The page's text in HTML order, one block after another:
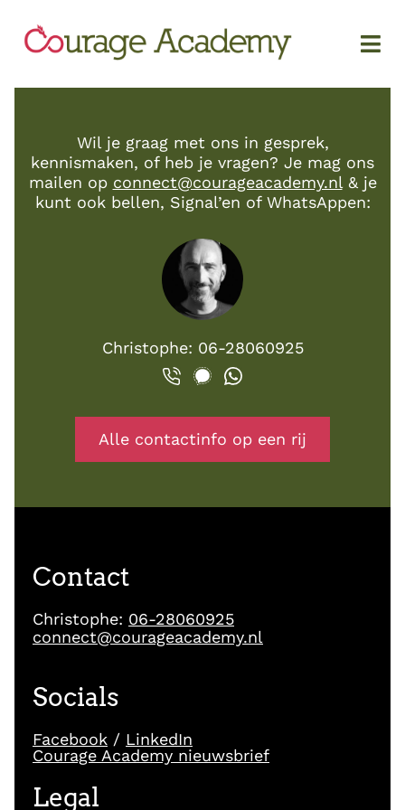
Wil je graag met ons in gesprek,
kennismaken, of heb je vragen? Je mag ons
mailen op connect@courageacademy.nl& je
kunt ook bellen, Signal’en of WhatsAppen:
Christophe: 06-28060925
Alle contactinfo op een rij
Contact
Christophe: 06-28060925
connect@courageacademy.nl
Socials
Facebook / LinkedIn
Courage Academy nieuwsbrief
Legal